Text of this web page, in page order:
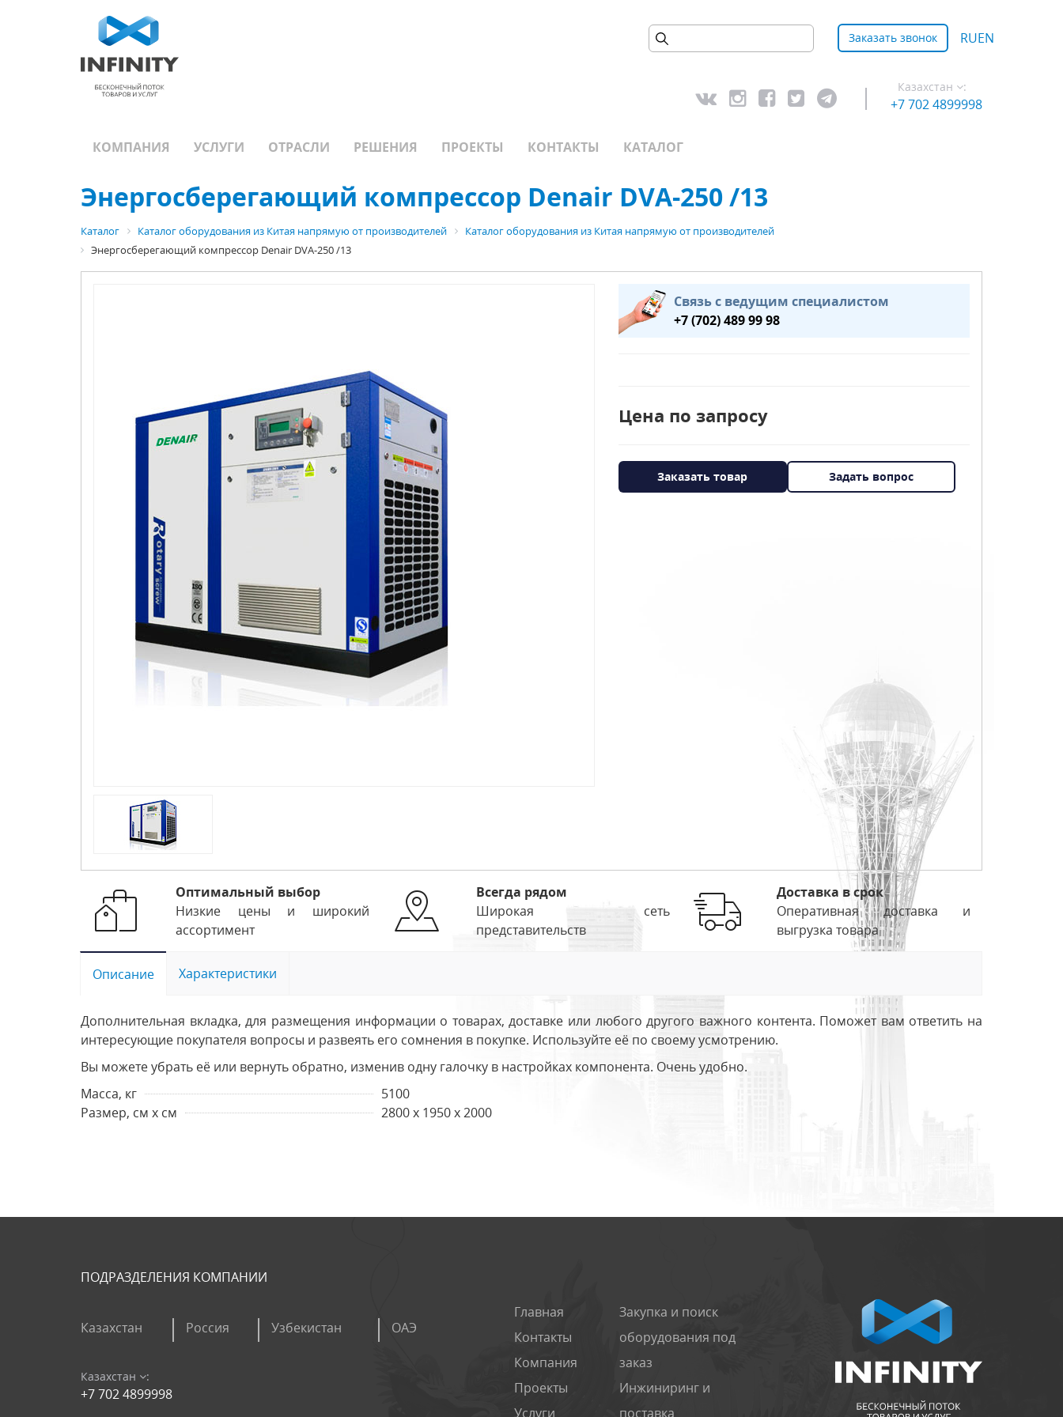
Заказать звонок RUEN
Казахстан :
+7 702 4899998
КОМПАНИЯ УСЛУГИ ОТРАСЛИ РЕШЕНИЯ ПРОЕКТЫ КОНТАКТЫ КАТАЛОГ
Энергосберегающий компрессор Denair DVA-250 /13
Каталог Каталог оборудования из Китая напрямую от производителей
Каталог оборудования из Китая напрямую от производителей
Энергосберегающий компрессор Denair DVA-250 /13
Связь с ведущим специалистом
+7 (702) 489 99 98
Цена по запросу
Заказать товар Задать вопрос
Оптимальный выбор
Низкие цены и широкий
ассортимент
Всегда рядом
Широкая сеть
представительств
Доставка в срок
Оперативная доставка и
выгрузка товара
Описание Характеристики
Дополнительная вкладка, для размещения информации о товарах, доставке или любого другого важного контента. Поможет вам ответить на
интересующие покупателя вопросы и развеять его сомнения в покупке. Используйте её по своему усмотрению.
Вы можете убрать её или вернуть обратно, изменив одну галочку в настройках компонента. Очень удобно.
Масса, кг
5100
Размер, см х см
2800 x 1950 x 2000
ПОДРАЗДЕЛЕНИЯ КОМПАНИИ
Казахстан Россия Узбекистан ОАЭ
Казахстан :
+7 702 4899998
Главная
Контакты
Компания
Проекты
Услуги
Закупка и поиск
оборудования под
заказ
Инжиниринг и
поставка